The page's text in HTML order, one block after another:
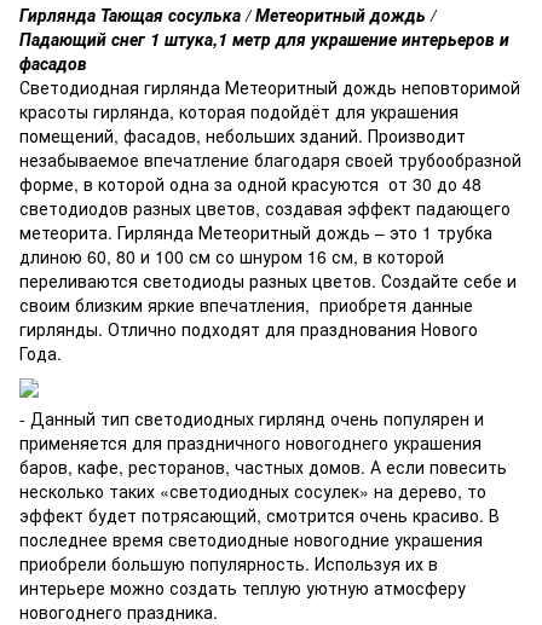
Гирлянда Тающая сосулька / Метеоритный дождь /
Падающий снег 1 штука,1 метр для украшение интерьеров и
фасадов
Светодиодная гирлянда Метеоритный дождь неповторимой
красоты гирлянда, которая подойдёт для украшения
помещений, фасадов, небольших зданий. Производит
незабываемое впечатление благодаря своей трубообразной
форме, в которой одна за одной красуются от 30 до 48
светодиодов разных цветов, создавая эффект падающего
метеорита. Гирлянда Метеоритный дождь – это 1 трубка
длиною 60, 80 и 100 см со шнуром 16 см, в которой
переливаются светодиоды разных цветов. Создайте себе и
своим близким яркие впечатления, приобретя данные
гирлянды. Отлично подходят для празднования Нового
Года.
- Данный тип светодиодных гирлянд очень популярен и
применяется для праздничного новогоднего украшения
баров, кафе, ресторанов, частных домов. А если повесить
несколько таких «светодиодных сосулек» на дерево, то
эффект будет потрясающий, смотрится очень красиво. В
последнее время светодиодные новогодние украшения
приобрели большую популярность. Используя их в
интерьере можно создать теплую уютную атмосферу
новогоднего праздника.